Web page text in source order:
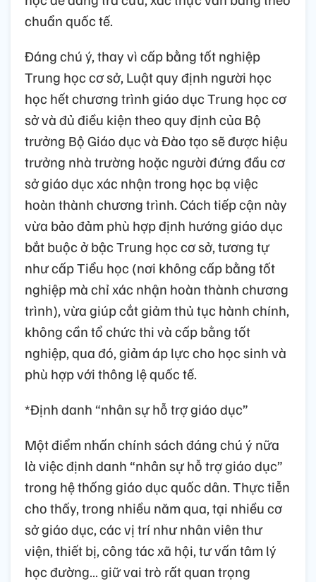
chuẩn quốc tế.
Đáng chú ý, thay vì cấp bằng tốt nghiệp
Trung học cơ sở, Luật quy định người học
học hết chương trình giáo dục Trung học cơ
sở và đủ điều kiện theo quy định của Bộ
trưởng Bộ Giáo dục và Đào tạo sẽ được hiệu
trưởng nhà trường hoặc người đứng đầu cơ
sở giáo dục xác nhận trong học bạ việc
hoàn thành chương trình. Cách tiếp cận này
vừa bảo đảm phù hợp định hướng giáo dục
bắt buộc ở bậc Trung học cơ sở, tương tự
như cấp Tiểu học (nơi không cấp bằng tốt
nghiệp mà chỉ xác nhận hoàn thành chương
trình), vừa giúp cắt giảm thủ tục hành chính,
không cần tổ chức thi và cấp bằng tốt
nghiệp, qua đó, giảm áp lực cho học sinh và
phù hợp với thông lệ quốc tế.
*Định danh “nhân sự hỗ trợ giáo dục”
Một điểm nhấn chính sách đáng chú ý nữa
là việc định danh “nhân sự hỗ trợ giáo dục”
trong hệ thống giáo dục quốc dân. Thực tiễn
cho thấy, trong nhiều năm qua, tại nhiều cơ
sở giáo dục, các vị trí như nhân viên thư
viện, thiết bị, công tác xã hội, tư vấn tâm lý
học đường… giữ vai trò rất quan trọng